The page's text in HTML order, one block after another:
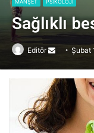
MANŞET PSİKOLOJİ
Sağlıklı
Editör
Send
email
Şubat